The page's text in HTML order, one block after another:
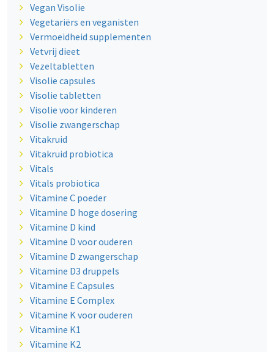
Vegan Visolie
Vegetariërs en veganisten
Vermoeidheid supplementen
Vetvrij dieet
Vezeltabletten
Visolie capsules
Visolie tabletten
Visolie voor kinderen
Visolie zwangerschap
Vitakruid
Vitakruid probiotica
Vitals
Vitals probiotica
Vitamine C poeder
Vitamine D hoge dosering
Vitamine D kind
Vitamine D voor ouderen
Vitamine D zwangerschap
Vitamine D3 druppels
Vitamine E Capsules
Vitamine E Complex
Vitamine K voor ouderen
Vitamine K1
Vitamine K2